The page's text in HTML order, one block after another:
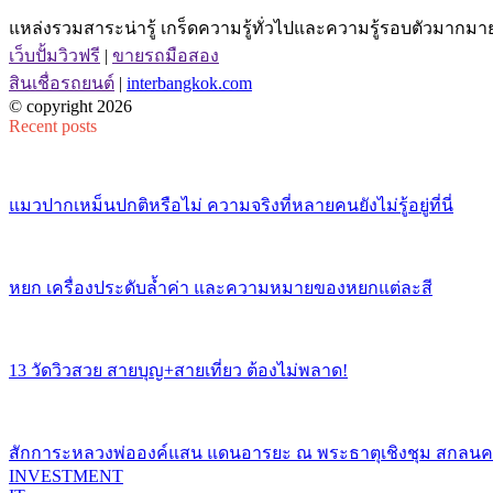
แหล่งรวมสาระน่ารู้ เกร็ดความรู้ทั่วไปและความรู้รอบตัวมากม
เว็บปั้มวิวฟรี | ขายรถมือสอง
สินเชื่อรถยนต์ | interbangkok.com
© copyright 2026
Recent posts
แมวปากเหม็นปกติหรือไม่ ความจริงที่หลายคนยังไม่รู้อยู่ที่นี่
หยก เครื่องประดับล้ำค่า และความหมายของหยกแต่ละสี
13 วัดวิวสวย สายบุญ+สายเที่ยว ต้องไม่พลาด!
สักการะหลวงพ่อองค์แสน แดนอารยะ ณ พระธาตุเชิงชุม สกลน
INVESTMENT